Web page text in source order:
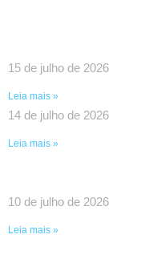
15 de julho de 2026
Leia mais »
14 de julho de 2026
Leia mais »
10 de julho de 2026
Leia mais »